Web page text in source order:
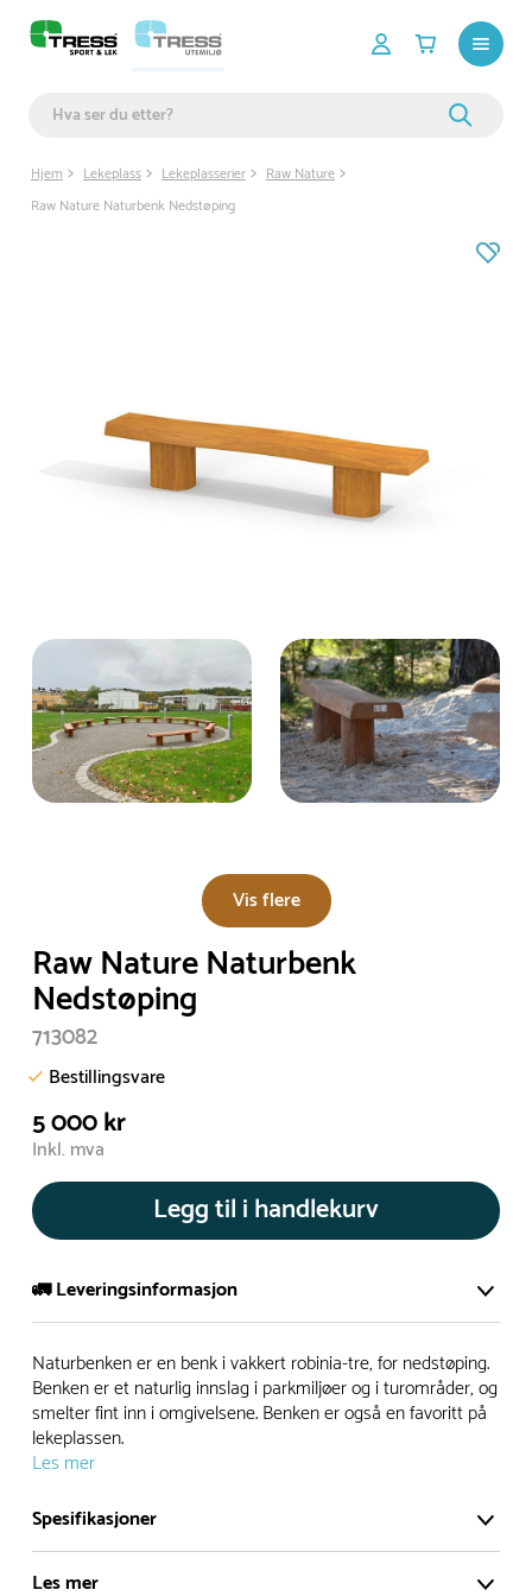
Hjem Lekeplass Lekeplasserier
Raw Nature
Raw Nature Naturbenk Nedstøping
Vis flere
Raw Nature Naturbenk
Nedstøping
713082
Bestillingsvare
5 000 kr
Inkl. mva
Legg til i handlekurv
🚛 Leveringsinformasjon
De aller fleste av våre lekeapparat produseres på bestilling.
Leveringstid på bestillingsvarer vil være 8+ uker.
I høysesong må lengre leveringstid påregnes.
Rask levering
Hos oss finner du flere produkter merket ‘Rask Levering’.
Dette er produkter som normalt sett er bestillingsvarer,
Naturbenken er en benk i vakkert robinia-tre, for nedstøping.
Benken er et naturlig innslag i parkmiljøer og i turområder, og
smelter fint inn i omgivelsene. Benken er også en favoritt på
lekeplassen.
Les mer
Spesifikasjoner
Les mer